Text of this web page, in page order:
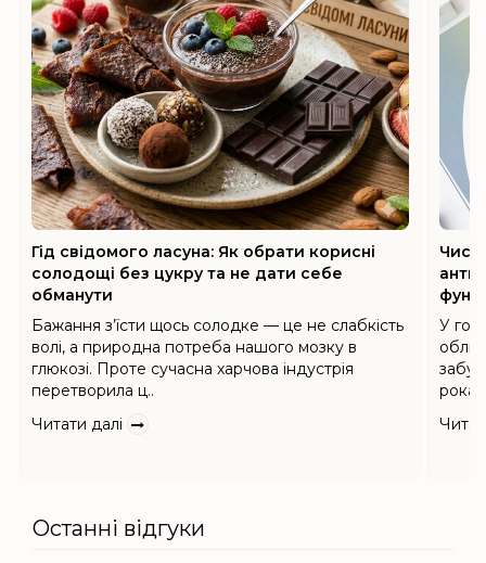
Гід свідомого ласуна: Як обрати корисні
солодощі без цукру та не дати себе
обманути
Бажання з’їсти щось солодке — це не слабкість
волі, а природна потреба нашого мозку в
глюкозі. Проте сучасна харчова індустрія
перетворила ц..
Читати далі
У
Останні відгуки